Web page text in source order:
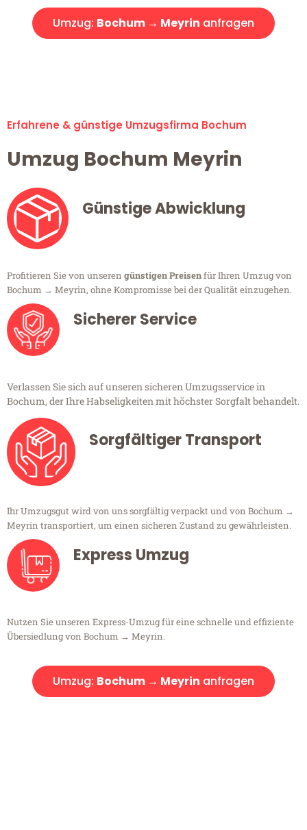
Umzug: Bochum → Meyrin anfragen
Erfahrene & günstige Umzugsfirma Bochum
Umzug Bochum Meyrin
Günstige Abwicklung
Profitieren Sie von unseren günstigen Preisenfür Ihren Umzug von
Bochum → Meyrin, ohne Kompromisse bei der Qualität einzugehen.
Sicherer Service
Verlassen Sie sich auf unseren sicheren Umzugsservice in
Bochum, der Ihre Habseligkeiten mit höchster Sorgfalt behandelt.
Sorgfältiger Transport
Ihr Umzugsgut wird von uns sorgfältig verpackt und von Bochum →
Meyrin transportiert, um einen sicheren Zustand zu gewährleisten.
Express Umzug
Nutzen Sie unseren Express-Umzug für eine schnelle und effiziente
Übersiedlung von Bochum → Meyrin.
Umzug: Bochum → Meyrin anfragen